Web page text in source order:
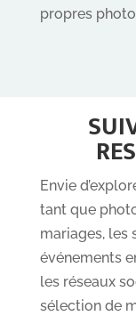
propres
Envie
tant que
mariages, les
événements
les réseaux
sélection de